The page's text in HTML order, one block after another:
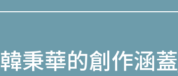
韓秉華的創作涵蓋